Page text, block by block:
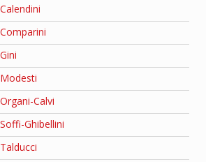
Calendini
Comparini
Gini
Modesti
Organi-Calvi
Soffi-Ghibellini
Talducci